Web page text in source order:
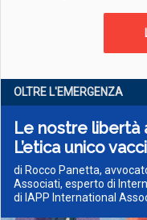
OLTRE L'EMERGENZA
Le nostre libertà
L’etica unico
di Rocco Panetta,
Associati, esperto di
di IAPP International